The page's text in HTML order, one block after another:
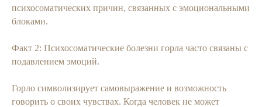
психосоматических причин, связанных с эмоциональными
блоками.
Факт 2: Психосоматические болезни горла часто связаны с
подавлением эмоций.
Горло символизирует самовыражение и возможность
говорить о своих чувствах. Когда человек не может